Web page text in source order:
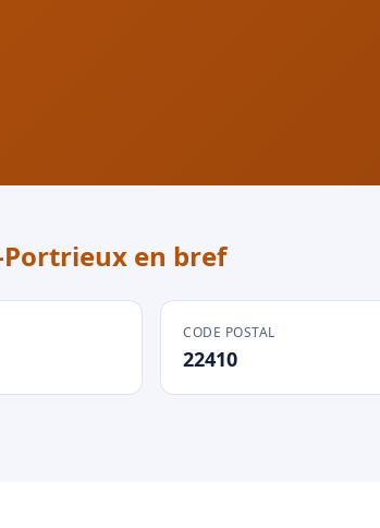
en bref
CODE POSTAL
22410